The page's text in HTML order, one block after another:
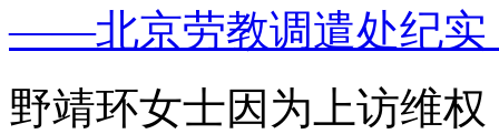
——北京劳教调遣处纪实
野靖环女士因为上访维